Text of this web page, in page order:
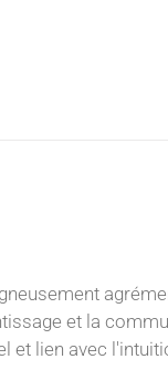
et la
et lien avec